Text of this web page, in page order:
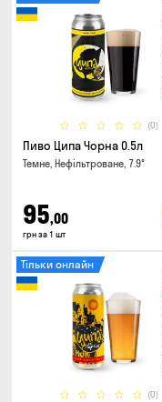
(0)
Пиво Ципа Чорна 0.5л
Темне, Нефільтроване, 7.9°
95,00
грн за 1 шт
(0)
Тільки онлайн